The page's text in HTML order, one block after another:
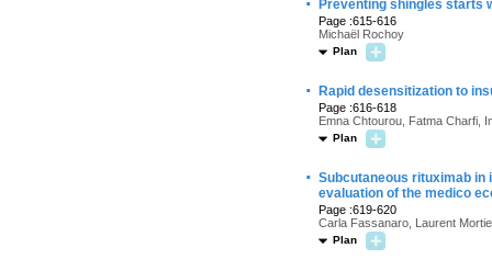
Preventing shingles starts
Page :615-616
Michaël Rochoy
Plan
· Rapid desensitization to
Page :616-618
Emna Chtourou, Fatma Charfi,
Plan
· Subcutaneous rituximab in
evaluation of the medico
Page :619-620
Carla Fassanaro, Laurent
Plan